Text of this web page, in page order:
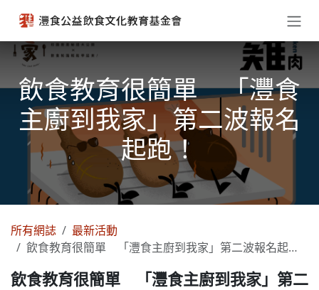
飲食教育很簡單 「灃食
主廚到我家」第二波報名
起跑！
所有網誌
最新活動
飲食教育很簡單 「灃食主廚到我家」第二波報名起跑！
飲食教育很簡單 「灃食主廚到我家」第二